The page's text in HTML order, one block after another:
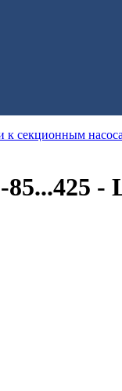
к секционным
-